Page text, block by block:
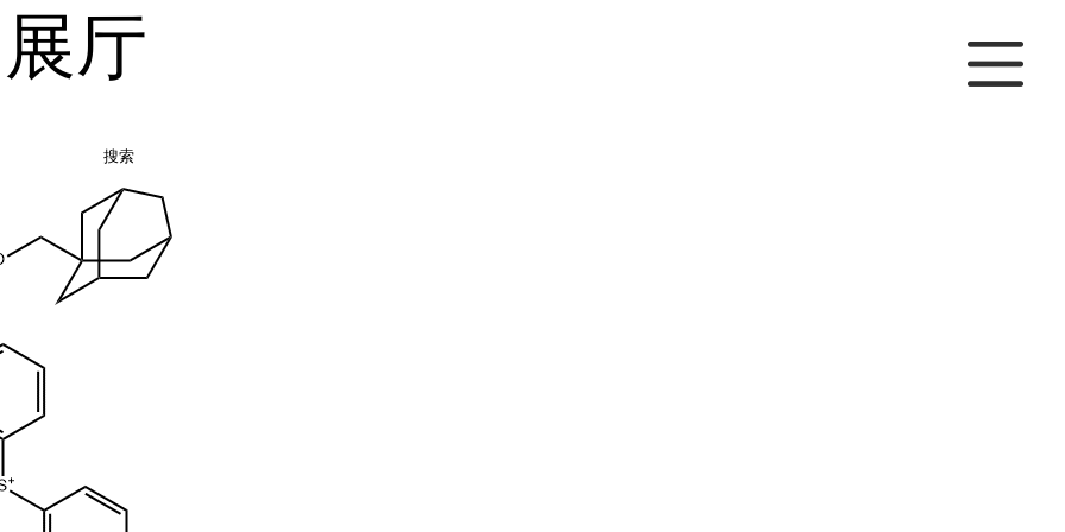
厅
搜索